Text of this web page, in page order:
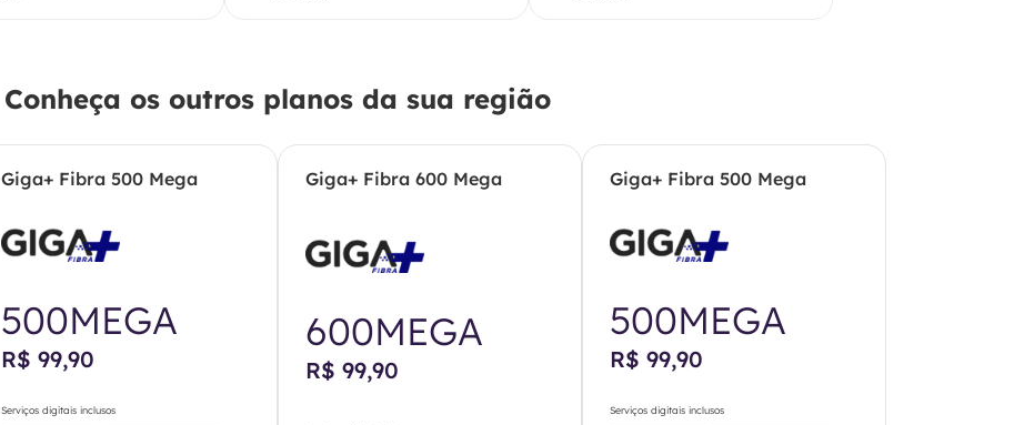
Conheça os outros planos da sua região
Giga+ Fibra 500 Mega
500MEGA
R$ 99,90
Serviços digitais inclusos
Giga+ Fibra 600 Mega
600MEGA
R$ 99,90
Giga+ Fibra 500 Mega
500MEGA
R$ 99,90
Serviços digitais inclusos